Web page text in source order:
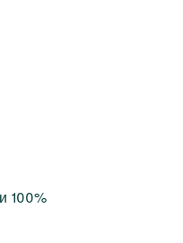
100%